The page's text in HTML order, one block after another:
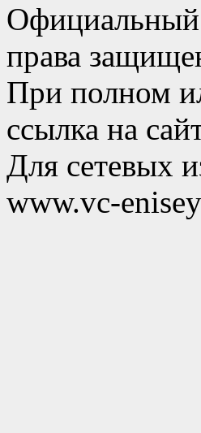
Официальный
права
При полном
ссылка на
Для сетевых
www.vc-